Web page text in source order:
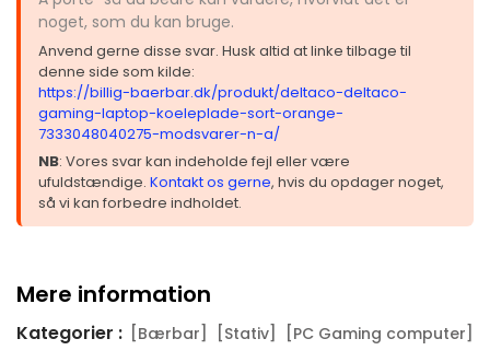
noget, som du kan bruge.
Anvend gerne disse svar. Husk altid at linke tilbage til
denne side som kilde:
https://billig-baerbar.dk/produkt/deltaco-deltaco-
gaming-laptop-koeleplade-sort-orange-
7333048040275-modsvarer-n-a/
NB: Vores svar kan indeholde fejl eller være
ufuldstændige. Kontakt os gerne, hvis du opdager noget,
så vi kan forbedre indholdet.
Mere information
Kategorier : [Bærbar] [Stativ] [PC Gaming computer]